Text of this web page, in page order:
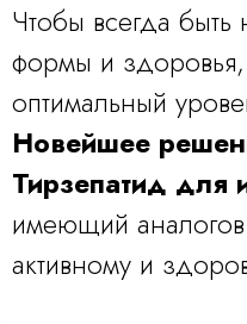
Чтобы всегда
формы и
оптимальный
Новейшее
Тирзепатид для
имеющий
активному и